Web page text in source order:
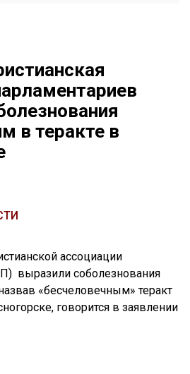
в теракте в
ассоциации
выразили соболезнования
«бесчеловечным» теракт
говорится в заявлении